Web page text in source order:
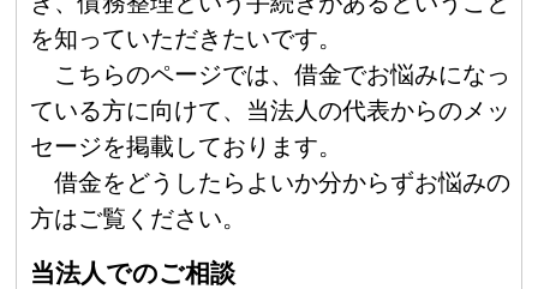
を知っていただきたいです。
こちらのページでは、借金でお悩みになっ
ている方に向けて、当法人の代表からのメッ
セージを掲載しております。
借金をどうしたらよいか分からずお悩みの
方はご覧ください。
当法人でのご相談